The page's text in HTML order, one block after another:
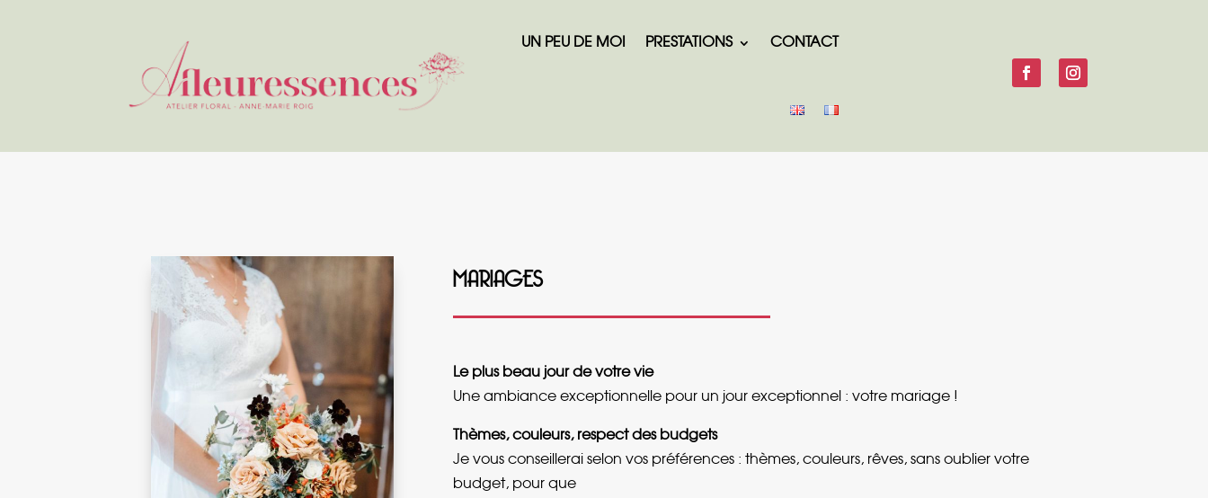
UN PEU DE MOI PRESTATIONS CONTACT
MARIAGES
Le plus beau jour de votre vie
Une ambiance exceptionnelle pour un jour exceptionnel : votre mariage !
Thèmes, couleurs, respect des budgets
Je vous conseillerai selon vos préférences : thèmes, couleurs, rêves, sans oublier votre
budget, pour que